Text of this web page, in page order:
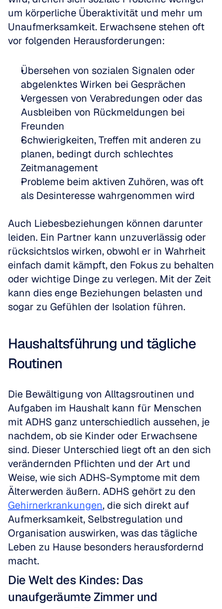
um körperliche Überaktivität und mehr um
Unaufmerksamkeit. Erwachsene stehen oft
vor folgenden Herausforderungen:
Übersehen von sozialen Signalen oder
abgelenktes Wirken bei Gesprächen
Vergessen von Verabredungen oder das
Ausbleiben von Rückmeldungen bei
Freunden
Schwierigkeiten, Treffen mit anderen zu
planen, bedingt durch schlechtes
Zeitmanagement
Probleme beim aktiven Zuhören, was oft
als Desinteresse wahrgenommen wird
Auch Liebesbeziehungen können darunter
leiden. Ein Partner kann unzuverlässig oder
rücksichtslos wirken, obwohl er in Wahrheit
einfach damit kämpft, den Fokus zu behalten
oder wichtige Dinge zu verlegen. Mit der Zeit
kann dies enge Beziehungen belasten und
sogar zu Gefühlen der Isolation führen.
Haushaltsführung und tägliche
Routinen
Die Bewältigung von Alltagsroutinen und
Aufgaben im Haushalt kann für Menschen
mit ADHS ganz unterschiedlich aussehen, je
nachdem, ob sie Kinder oder Erwachsene
sind. Dieser Unterschied liegt oft an den sich
verändernden Pflichten und der Art und
Weise, wie sich ADHS-Symptome mit dem
Gehirnerkrankungen, die sich direkt auf
Aufmerksamkeit, Selbstregulation und
Organisation auswirken, was das tägliche
Leben zu Hause besonders herausfordernd
macht.
Die Welt des Kindes: Das
unaufgeräumte Zimmer und